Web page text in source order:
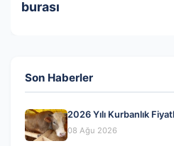
burası
Son Haberler
2026 Yılı Kurbanlık
08 Ağu 2026